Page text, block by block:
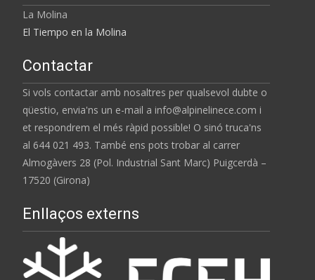
La Molina
El Tiempo en la Molina
Contactar
Si vols contactar amb nosaltres per qualsevol dubte o
qüestio, envia'ns un e-mail a info@alpinelinece.com i
et respondrem el més ràpid possible! O sinó truca'ns
al 644 021 493. També ens pots trobar al carrer
Almogàvers 28 (Pol. Industrial Sant Marc) Puigcerdà –
17520 (Girona)
Enllaços externs